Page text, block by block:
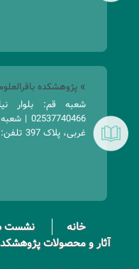
» پژوهشکده
شعبه قم:
غربی، پلاک 397 تلفن: 02188989754
خانه نشست
آثار و محصولات